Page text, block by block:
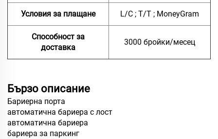
Условия за плащане L/C ; T/T ; MoneyGram
Способност за
доставка
3000 бройки/месец
Бързо описание
Бариерна порта
автоматична бариера с лост
автоматична бариера
бариера за паркинг